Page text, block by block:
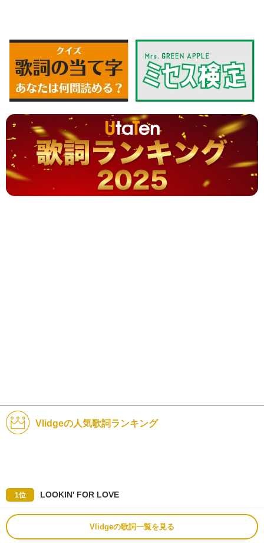
Vlidgeの人気歌詞ランキング
1位 LOOKIN' FOR LOVE
Vlidgeの歌詞一覧を見る